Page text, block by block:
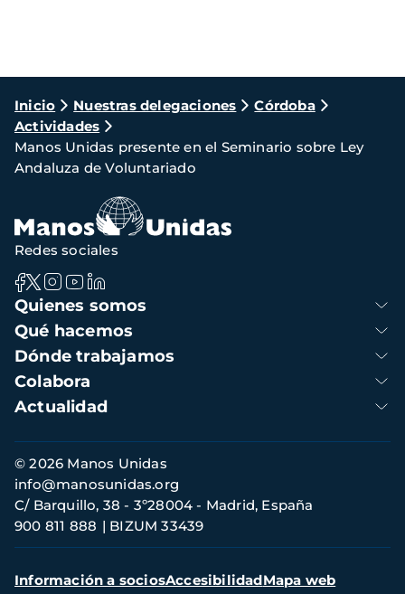
Ruta
de
navegación
Inicio Nuestras delegaciones
Córdoba
Actividades
Manos Unidas presente en el Seminario sobre Ley
Andaluza de Voluntariado
Navegación
principal
Quienes somos
Qué hacemos
Dónde trabajamos
Colabora
Actualidad
Redes sociales
Información
de
contacto
© 2026 Manos Unidas
C/ Barquillo, 38 - 3º28004 - Madrid, España
900 811 888
BIZUM 33439
info@manosunidas.org
Menú
Información a sociosAccesibilidadMapa web